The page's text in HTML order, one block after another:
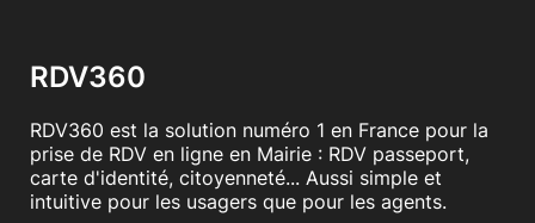
RDV360
RDV360 est la solution numéro 1 en France pour la
prise de RDV en ligne en Mairie : RDV passeport,
carte d'identité, citoyenneté... Aussi simple et
intuitive pour les usagers que pour les agents.